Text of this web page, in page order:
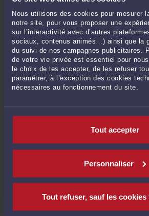
Nous utilisons des cookies pour mesurer
notre site, pour vous proposer une
sur l’interactivité avec d’autres
sociaux, contenus animés…) ainsi que la
du suivi de nos campagnes publicitaires.
de votre vie privée est essentiel pour
le choix de les accepter, de les refuser
paramétrer, à l’exception des cookies
nécessaires au fonctionnement du site.
Tout accepter
Personnaliser
Tout refuser, sauf les cookies
Vérification des créances : au juge du fond la
commissaire l’admission !-Le 26 oct. 2022 à 18:26
Impôt sur les sociétés d’une entreprise en
doit être payée à l’échéance !-Le 25 oct. 2022 à
Plan de redressement : les créanciers ne
leur admission au passif !- Le 25 oct. 2022 à 19:18
Résiliation du bail commercial en liquidation
Ouverture d’un redressement judiciaire : la
s’arrêter !-Le 11 mai 2022 à 17:37
RECHERCHE